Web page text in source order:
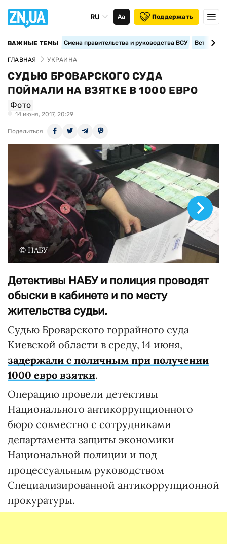
RU Аа Поддержать
ВАЖНЫЕ ТЕМЫ Смена правительства и руководства ВСУ
ГЛАВНАЯ УКРАИНА
СУДЬЮ БРОВАРСКОГО СУДА
ПОЙМАЛИ НА ВЗЯТКЕ В 1000 ЕВРО
Фото
14 июня, 2017, 20:29
Поделиться
© НАБУ
Детективы НАБУ и полиция проводят
обыски в кабинете и по месту
жительства судьи.
Судью Броварского горрайного суда
Киевской области в среду, 14 июня,
задержали с поличным при получении
1000 евро взятки.
Операцию провели детективы
Национального антикоррупционного
бюро совместно с сотрудниками
департамента защиты экономики
Национальной полиции и под
процессуальным руководством
Специализированной антикоррупционной
прокуратуры.